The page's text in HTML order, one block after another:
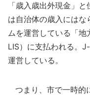
「歳入歳出外現金」
は自治体の歳入には
ムを運営している「
LIS）に支払われる。
運営している。
つまり、市で一時的